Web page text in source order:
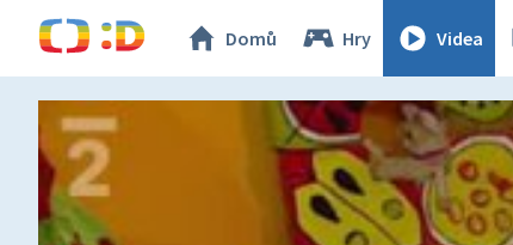
Domů Hry Videa